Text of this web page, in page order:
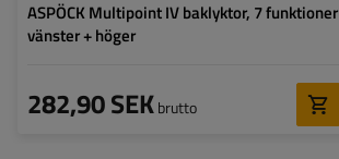
ASPÖCK Multipoint IV baklyktor, 7 funktioner
vänster + höger
282,90 SEKbrutto